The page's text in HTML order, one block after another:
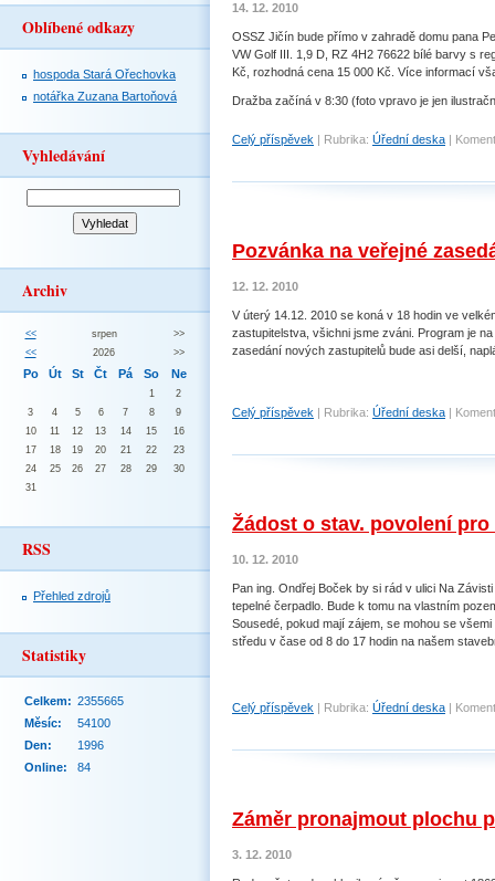
14. 12. 2010
OSSZ Jičín bude přímo v zahradě domu pana
VW Golf III. 1,9 D, RZ 4H2 76622 bílé barvy s
Kč, rozhodná cena 15 000 Kč. Více informací
Dražba začíná v 8:30 (foto vpravo je jen
Celý příspěvek | Rubrika: Úřední deska |
Pozvánka na veřejné
12. 12. 2010
V úterý 14.12. 2010 se koná v 18 hodin ve
zastupitelstva, všichni jsme zváni. Program je
zasedání nových zastupitelů bude asi delší,
Celý příspěvek | Rubrika: Úřední deska |
Žádost o stav. povolení
10. 12. 2010
Pan ing. Ondřej Boček by si rád v ulici Na
tepelné čerpadlo. Bude k tomu na vlastním
Sousedé, pokud mají zájem, se mohou se
středu v čase od 8 do 17 hodin na našem
Celý příspěvek | Rubrika: Úřední deska |
Záměr pronajmout plochu
3. 12. 2010
Oblíbené odkazy
hospoda Stará Ořechovka
notářka Zuzana Bartoňová
Vyhledávání
Archiv
<< srpen
>>
<<
2026 >>
Po Út St Čt Pá So Ne
1
2
3
4 5 6 7 8
9
10
11 12 13 14 15
16
17
18 19 20 21 22
23
24
25 26 27 28 29
30
31
RSS
Přehled zdrojů
Statistiky
Online: 84
Celkem: 2355665
Měsíc:
54100
Den:
1996